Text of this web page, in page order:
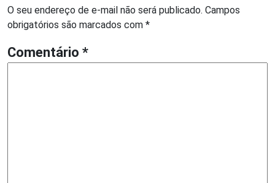
O seu endereço de e-mail não será publicado. Campos
obrigatórios são marcados com *
Comentário *